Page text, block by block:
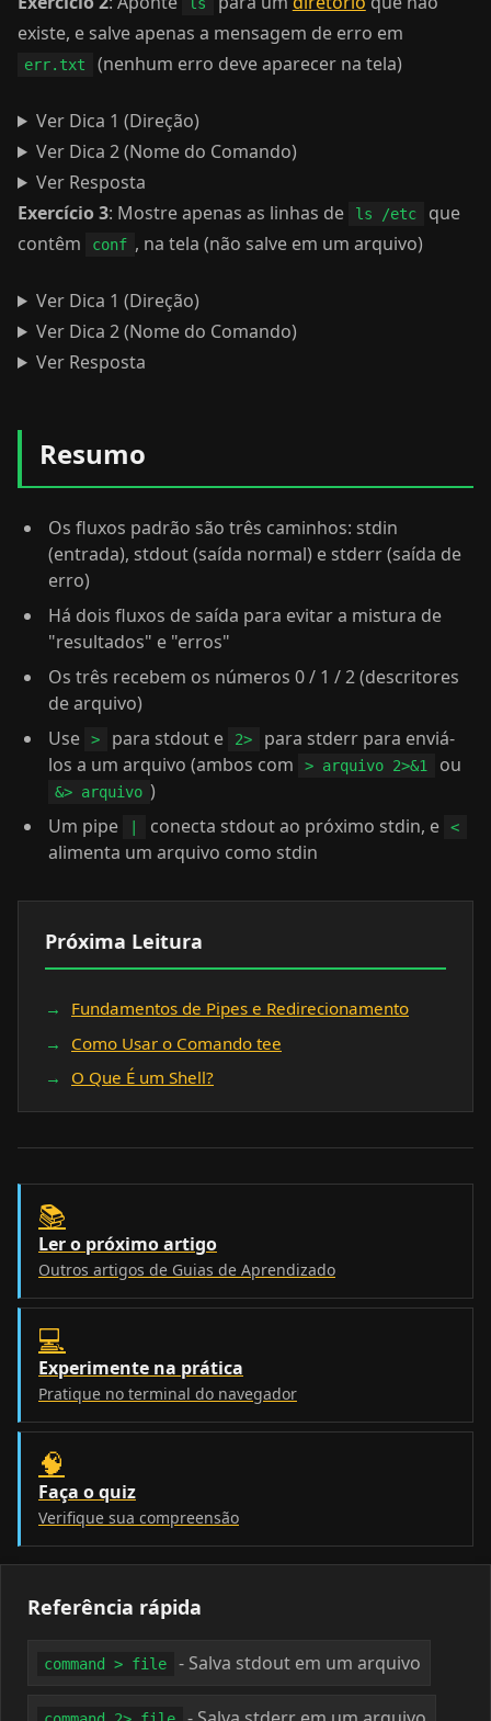
existe, e salve apenas a mensagem de erro em
err.txt (nenhum erro deve aparecer na tela)
Ver Dica 1 (Direção)
Ver Dica 2 (Nome do Comando)
Ver Resposta
Exercício 3: Mostre apenas as linhas de ls /etc
que
contêm
conf , na tela (não salve em um arquivo)
Ver Dica 1 (Direção)
Ver Dica 2 (Nome do Comando)
Ver Resposta
Resumo
Os fluxos padrão são três caminhos: stdin
(entrada), stdout (saída normal) e stderr (saída de
erro)
Há dois fluxos de saída para evitar a mistura de
"resultados" e "erros"
Os três recebem os números 0 / 1 / 2 (descritores
de arquivo)
Use
> para stdout e 2>
para stderr para enviá-
los a um arquivo (ambos com
> arquivo 2>&1 ou
&> arquivo )
Um pipe
conecta stdout ao próximo stdin, e <
alimenta um arquivo como stdin
Próxima Leitura
Fundamentos de Pipes e Redirecionamento
Como Usar o Comando tee
O Que É um Shell?
📚
Ler o próximo artigo
Outros artigos de Guias de Aprendizado
💻
Experimente na prática
Pratique no terminal do navegador
🧠
Faça o quiz
Verifique sua compreensão
Referência rápida
command > file - Salva stdout em um arquivo